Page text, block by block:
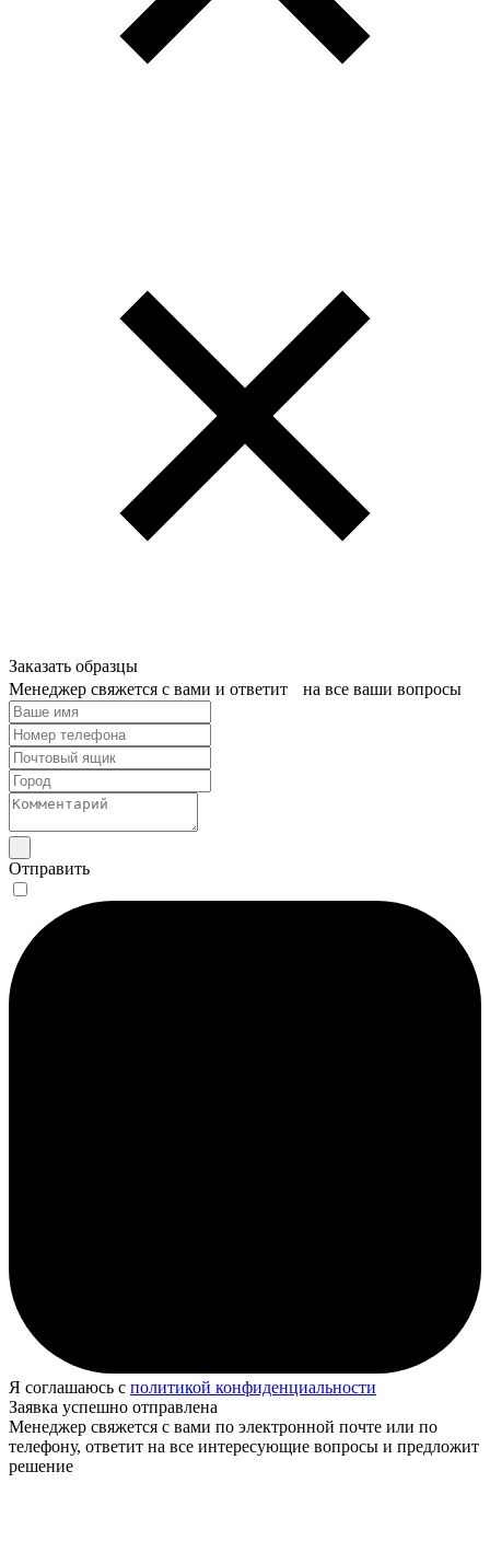
Заказать образцы
Менеджер свяжется с вами и ответит на все ваши вопросы
Отправить
Я соглашаюсь с политикой конфиденциальности
Заявка успешно отправлена
Менеджер свяжется с вами по электронной почте или по
телефону, ответит на все интересующие вопросы и предложит
решение